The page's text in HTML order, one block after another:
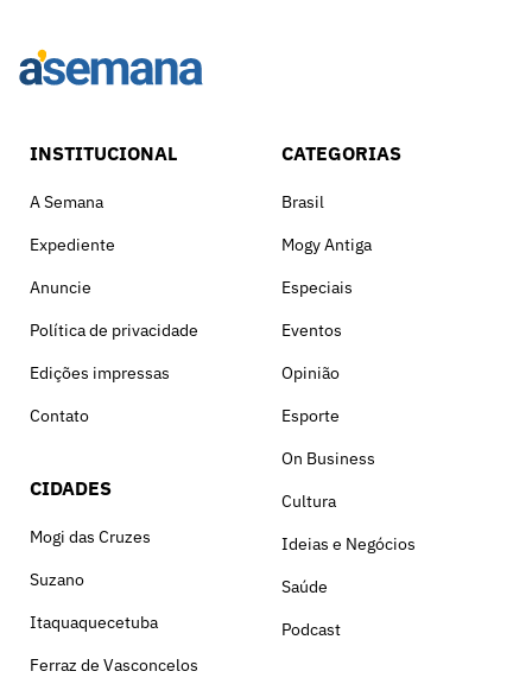
INSTITUCIONAL
A Semana
Expediente
Anuncie
Política de privacidade
Edições impressas
Contato
CIDADES
Mogi das Cruzes
Suzano
Itaquaquecetuba
Ferraz de Vasconcelos
CATEGORIAS
Brasil
Mogy Antiga
Especiais
Eventos
Opinião
Esporte
On Business
Cultura
Ideias e Negócios
Saúde
Podcast